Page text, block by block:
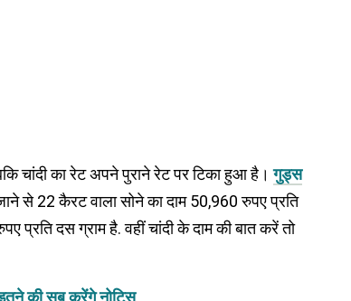
चांदी का रेट अपने पुराने रेट पर टिका हुआ है।गुड्स
से 22 कैरट वाला सोने का दाम 50,960 रुपए प्रति
प्रति दस ग्राम है. वहीं चांदी के दाम की बात करें तो
की सब करेंगे नोटिस